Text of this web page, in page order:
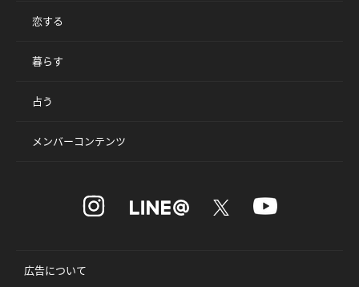
恋する
暮らす
占う
メンバーコンテンツ
広告について